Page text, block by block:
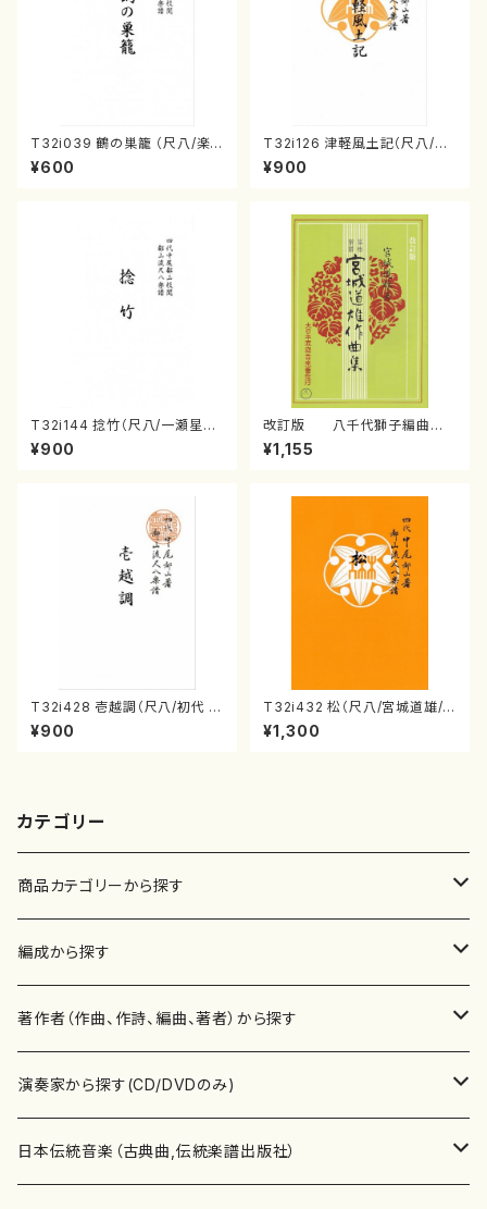
T32i039 鶴の巣籠 （尺八/楽
譜）都山no.38
¥600
T32i126 津軽風土記（尺八/野
村峰山/尺八/都山式譜）都山流
公刊楽譜曲番:575
¥900
T32i144 捻竹（尺八/一瀬星山/
尺八/都山式譜）都山流公刊楽譜
曲番:593
¥900
改訂版 八千代獅子編曲
（編曲八千代獅子）(/宮城道
雄/楽譜）
¥1,155
T32i428 壱越調（尺八/初代 中
村双葉/楽譜）都山流公刊楽譜曲
番:2133
¥900
T32i432 松（尺八/宮城道雄/
楽譜）都山流公刊楽譜曲番:213
8
¥1,300
カテゴリー
商品カテゴリーから探す
楽譜
書籍
書籍
テキストブック
CD・DVD
チケット
編成から探す
邦楽器
箏・琴（ソロ）
箏・琴（合奏）
合唱
混声合唱
歌・声
著作者（作曲、作詩、編曲、著者）から探す
あ行
青木省三(アオキ ショウゾウ)
か行
演奏家から探す(CD/DVDのみ)
邦楽（箏、三味線、尺八等）演奏家
日本伝統音楽（古典曲,伝統楽譜出版社）